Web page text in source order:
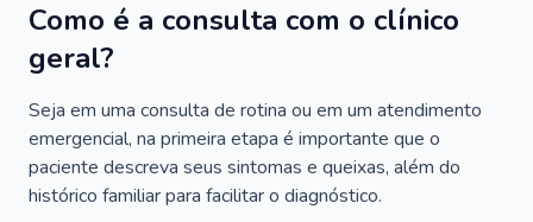
Como é a consulta com o clínico
geral?
Seja em uma consulta de rotina ou em um atendimento
emergencial, na primeira etapa é importante que o
paciente descreva seus sintomas e queixas, além do
histórico familiar para facilitar o diagnóstico.